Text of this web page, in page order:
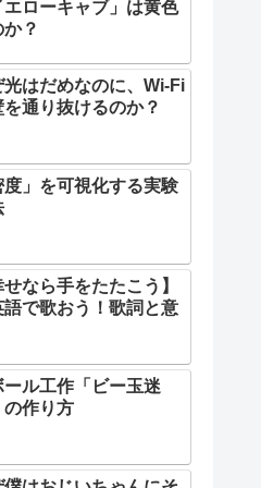
エローキャブ」は黄色
？
光はだめなのに、Wi-Fi
を通り抜けるのか？
度」を可視化する実験
せなら手をたたこう】
語で歌おう！歌詞と意
ール工作「ビー玉迷
の作り方